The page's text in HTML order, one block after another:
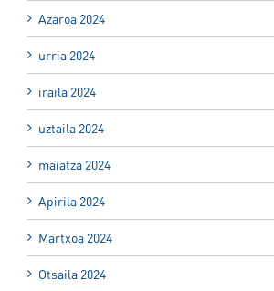
Azaroa 2024
urria 2024
iraila 2024
uztaila 2024
maiatza 2024
Apirila 2024
Martxoa 2024
Otsaila 2024